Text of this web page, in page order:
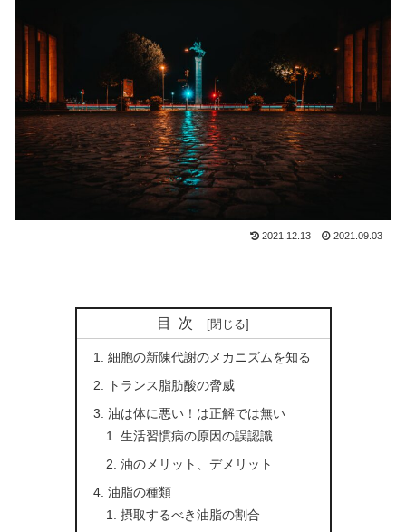
2021.12.13 2021.09.03
目次
細胞の新陳代謝のメカニズムを知る
トランス脂肪酸の脅威
油は体に悪い！は正解では無い
生活習慣病の原因の誤認識
油のメリット、デメリット
油脂の種類
摂取するべき油脂の割合